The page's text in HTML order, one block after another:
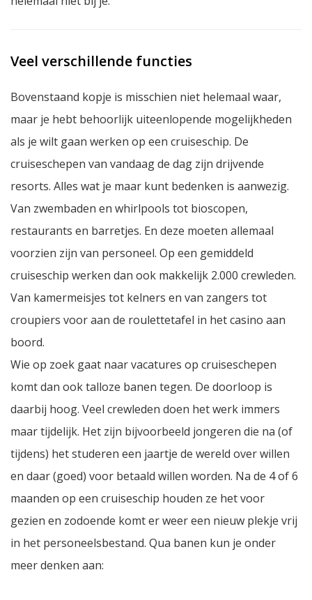
Veel verschillende functies
Bovenstaand kopje is misschien niet helemaal waar,
maar je hebt behoorlijk uiteenlopende mogelijkheden
als je wilt gaan werken op een cruiseschip. De
cruiseschepen van vandaag de dag zijn drijvende
resorts. Alles wat je maar kunt bedenken is aanwezig.
Van zwembaden en whirlpools tot bioscopen,
restaurants en barretjes. En deze moeten allemaal
voorzien zijn van personeel. Op een gemiddeld
cruiseschip werken dan ook makkelijk 2.000 crewleden.
Van kamermeisjes tot kelners en van zangers tot
croupiers voor aan de roulettetafel in het casino aan
boord.
Wie op zoek gaat naar vacatures op cruiseschepen
komt dan ook talloze banen tegen. De doorloop is
daarbij hoog. Veel crewleden doen het werk immers
maar tijdelijk. Het zijn bijvoorbeeld jongeren die na (of
tijdens) het studeren een jaartje de wereld over willen
en daar (goed) voor betaald willen worden. Na de 4 of 6
maanden op een cruiseschip houden ze het voor
gezien en zodoende komt er weer een nieuw plekje vrij
in het personeelsbestand. Qua banen kun je onder
meer denken aan: